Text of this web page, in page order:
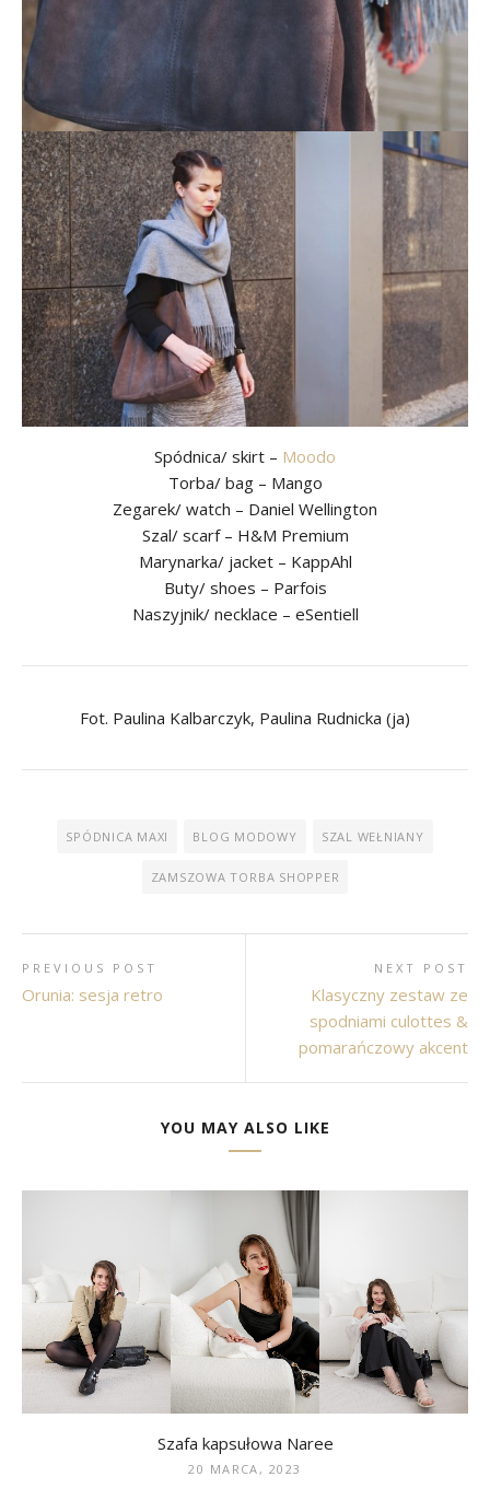
Spódnica/ skirt – Moodo
Torba/ bag – Mango
Zegarek/ watch – Daniel Wellington
Szal/ scarf – H&M Premium
Marynarka/ jacket – KappAhl
Buty/ shoes – Parfois
Naszyjnik/ necklace – eSentiell
Fot. Paulina Kalbarczyk, Paulina Rudnicka (ja)
SPÓDNICA MAXI BLOG MODOWY SZAL WEŁNIANY
ZAMSZOWA TORBA SHOPPER
PREVIOUS POST
Orunia: sesja retro
NEXT POST
Klasyczny zestaw ze
spodniami culottes &
pomarańczowy akcent
YOU MAY ALSO LIKE
Szafa kapsułowa Naree
20 MARCA, 2023